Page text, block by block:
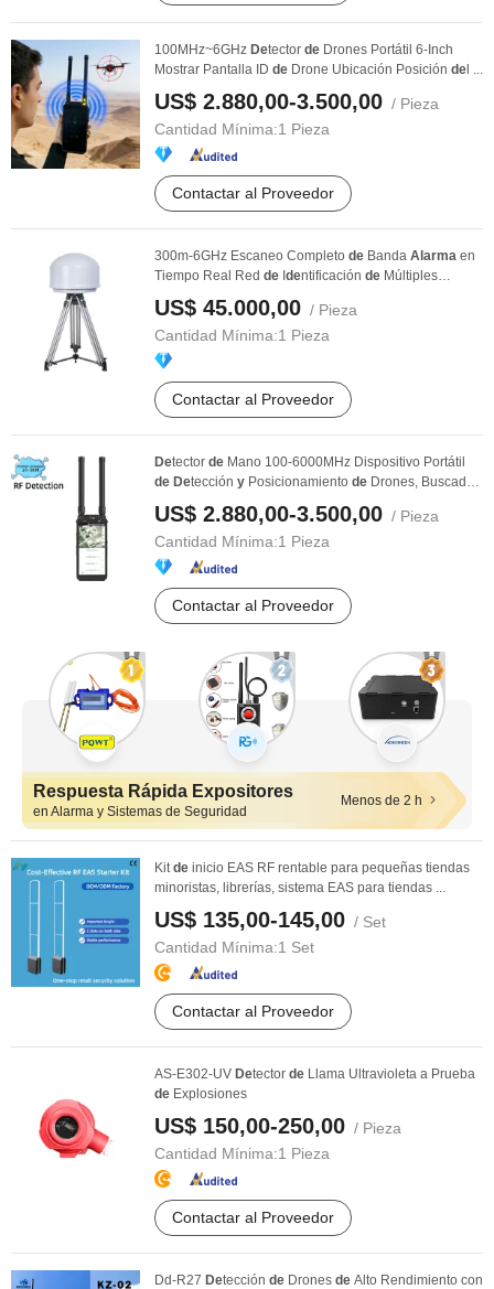
100MHz~6GHz Detector de Drones Portátil 6-Inch
Mostrar Pantalla ID de Drone Ubicación Posición de l ...
US$ 2.880,00-3.500,00 / Pieza
Cantidad Mínima:1 Pieza
Contactar al Proveedor
300m-6GHz Escaneo Completo de Banda Alarma en
Tiempo Real Red de dentificación de Múltiples
Drones ...
US$ 45.000,00 / Pieza
Cantidad Mínima:1 Pieza
Contactar al Proveedor
Detector de Mano 100-6000MHz Dispositivo Portátil
de Detección y Posicionamiento de Drones, Buscador
US$ 2.880,00-3.500,00 / Pieza
Cantidad Mínima:1 Pieza
Contactar al Proveedor
Respuesta Rápida Expositores
en Alarma y Sistemas de Seguridad
Menos de 2 h
Kitde inicio EAS RF rentable para pequeñas tiendas
minoristas, librerías, sistema EAS para tiendas ...
US$ 135,00-145,00 / Set
Cantidad Mínima:1 Set
Contactar al Proveedor
AS-E302-UV Detector de Llama Ultravioleta a Prueba
de Explosiones
US$ 150,00-250,00 / Pieza
Cantidad Mínima:1 Pieza
Contactar al Proveedor
Dd-R27 Detección de Drones de Alto Rendimiento con